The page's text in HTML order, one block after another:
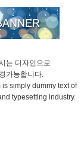
는 디자인으로
가능합니다.
is simply dummy text of
typesetting industry.